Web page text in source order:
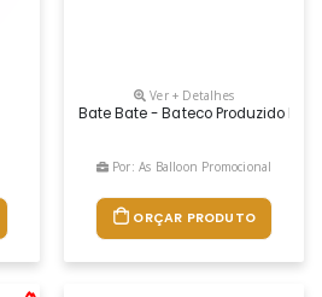
Ver + Detalhes
Bate Bate - Bateco Produzido Em
Por: As Balloon Promocional
ORÇAR PRODUTO